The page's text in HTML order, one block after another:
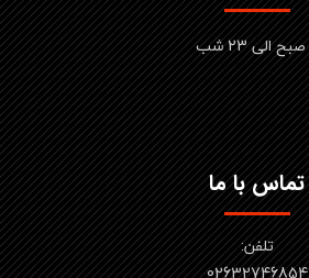
تماس با ما
تلفن:
02632746854